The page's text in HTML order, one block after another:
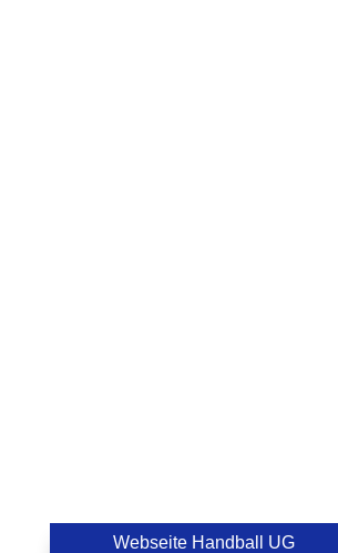
Webseite Handball UG